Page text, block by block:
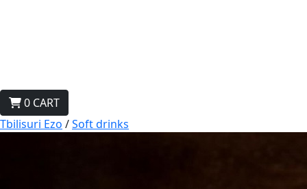
0 CART
Tbilisuri Ezo /Soft drinks